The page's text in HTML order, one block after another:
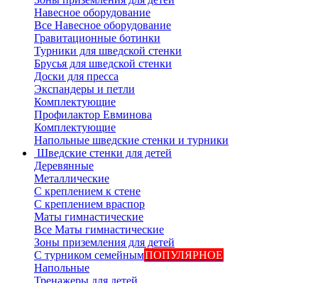
Навесное оборудование
Все Навесное оборудование
Гравитационные ботинки
Турники для шведской стенки
Брусья для шведской стенки
Доски для пресса
Экспандеры и петли
Комплектующие
Профилактор Евминова
Комплектующие
Напольные шведские стенки и турники
Шведские стенки для детей
Деревянные
Металлические
С креплением к стене
С креплением враспор
Маты гимнастические
Все Маты гимнастические
Зоны приземления для детей
С турником семейнымПОПУЛЯРНОЕ
Напольные
Тренажеры для детей